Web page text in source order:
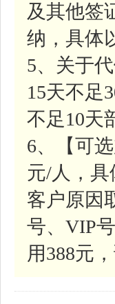
及其他签
纳，具体
5、关于
15天不足
不足10天
6、【可
元/人，
客户原因
号、VIP
用388元